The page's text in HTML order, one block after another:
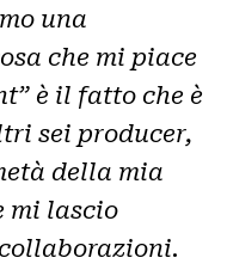
una
che mi piace
è il fatto che è
sei producer,
della mia
mi lascio